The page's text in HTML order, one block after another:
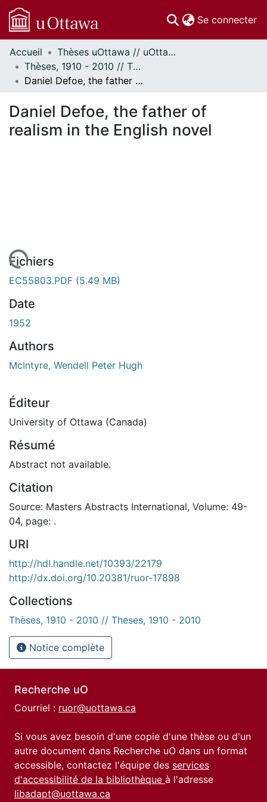
Se connecter
Communautés
et collections
Parcourir
À propos
Accueil
Thèses uOttawa // uOttawa Theses
Thèses, 1910 - 2010 // Theses, 1910 - 2010
Daniel Defoe, the father of realism in the English novel
Daniel Defoe, the father of
realism in the English novel
En cours de chargement...
Fichiers
EC55803.PDF (5.49 MB)
Date
1952
Authors
McIntyre, Wendell Peter Hugh
Éditeur
University of Ottawa (Canada)
Résumé
Abstract not available.
Citation
Source: Masters Abstracts International, Volume: 49-
04, page: .
URI
http://hdl.handle.net/10393/22179
http://dx.doi.org/10.20381/ruor-17898
Collections
Thèses, 1910 - 2010 // Theses, 1910 - 2010
Notice complète
Recherche uO
Courriel : ruor@uottawa.ca
Si vous avez besoin d'une copie d'une thèse ou d'un
autre document dans Recherche uO dans un format
accessible, contactez l'équipe des services
d'accessibilité de la bibliothèque à l'adresse
libadapt@uottawa.ca